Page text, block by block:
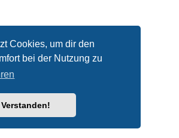
Cookies, um dir den
bei der Nutzung zu
Verstanden!